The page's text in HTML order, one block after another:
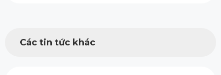
Các tin tức khác